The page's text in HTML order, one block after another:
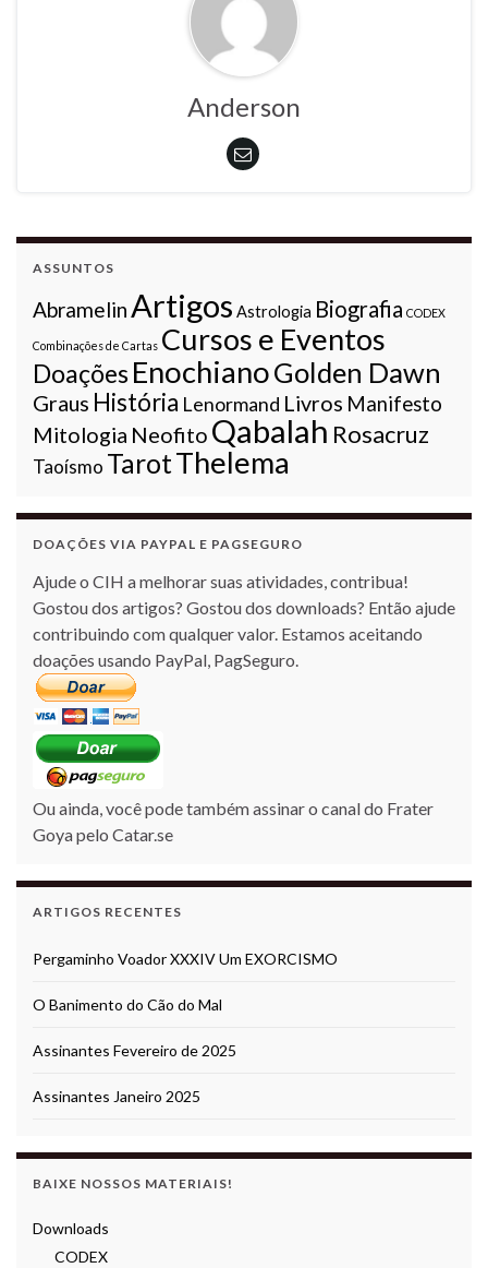
Anderson
ASSUNTOS
AbramelinArtigos Astrologia Biografia CODEX
Combinações de Cartas Cursos e Eventos
DoaçõesEnochianoGolden Dawn
Graus História Lenormand Livros Manifesto
Mitologia Neofito Qabalah Rosacruz
Taoísmo TarotThelema
DOAÇÕES VIA PAYPAL E PAGSEGURO
Ajude o CIH a melhorar suas atividades, contribua!
Gostou dos artigos? Gostou dos downloads? Então ajude
contribuindo com qualquer valor. Estamos aceitando
doações usando PayPal, PagSeguro.
Ou ainda, você pode também assinar o canal do Frater
Goya pelo Catar.se
ARTIGOS RECENTES
Pergaminho Voador XXXIV Um EXORCISMO
O Banimento do Cão do Mal
Assinantes Fevereiro de 2025
Assinantes Janeiro 2025
BAIXE NOSSOS MATERIAIS!
Downloads
CODEX